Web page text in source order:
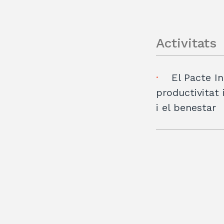
Activitats
El Pacte
productivitat
i el benestar